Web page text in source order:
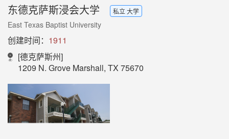
东德克萨斯浸会大学 私立 大学
East Texas Baptist University
创建时间： 1911
[德克萨斯州]
1209 N. Grove Marshall, TX 75670